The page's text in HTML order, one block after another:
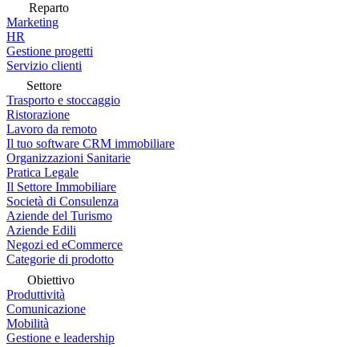
Reparto
Marketing
HR
Gestione progetti
Servizio clienti
Settore
Trasporto e stoccaggio
Ristorazione
Lavoro da remoto
Il tuo software CRM immobiliare
Organizzazioni Sanitarie
Pratica Legale
Il Settore Immobiliare
Società di Consulenza
Aziende del Turismo
Aziende Edili
Negozi ed eCommerce
Categorie di prodotto
Obiettivo
Produttività
Comunicazione
Mobilità
Gestione e leadership